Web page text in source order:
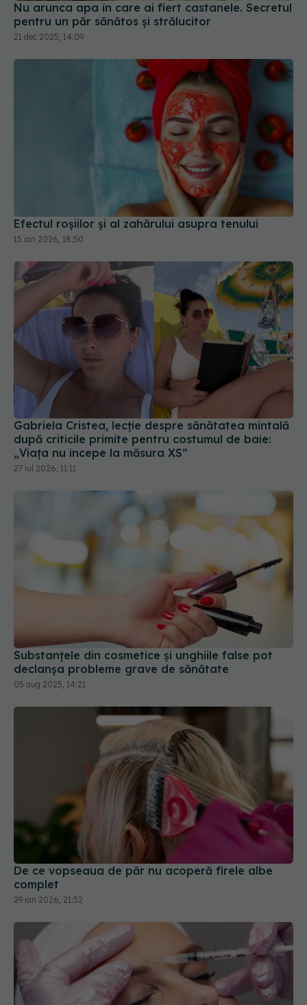
Nu arunca apa în care ai fiert castanele. Secretul
pentru un păr sănătos și strălucitor
21 dec 2025, 14:09
Efectul roșiilor și al zahărului asupra tenului
15 ian 2026, 18:50
Gabriela Cristea, lecție despre sănătatea mintală
după criticile primite pentru costumul de baie:
„Viața nu începe la măsura XS”
27 iul 2026, 11:11
Substanțele din cosmetice și unghiile false pot
declanșa probleme grave de sănătate
05 aug 2025, 14:21
De ce vopseaua de păr nu acoperă firele albe
complet
29 ian 2026, 21:52